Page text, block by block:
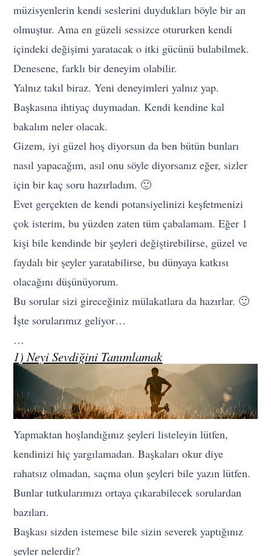
müzisyenlerin kendi seslerini duydukları böyle bir an
olmuştur. Ama en güzeli sessizce otururken kendi
içindeki değişimi yaratacak o itki gücünü bulabilmek.
Denesene, farklı bir deneyim olabilir.
Yalnız takıl biraz. Yeni deneyimleri yalnız yap.
Başkasına ihtiyaç duymadan. Kendi kendine kal
bakalım neler olacak.
Gizem, iyi güzel hoş diyorsun da ben bütün bunları
nasıl yapacağım, asıl onu söyle diyorsanız eğer, sizler
için bir kaç soru hazırladım. 🙂
Evet gerçekten de kendi potansiyelinizi keşfetmenizi
çok isterim, bu yüzden zaten tüm çabalamam. Eğer 1
kişi bile kendinde bir şeyleri değiştirebilirse, güzel ve
faydalı bir şeyler yaratabilirse, bu dünyaya katkısı
olacağını düşünüyorum.
Bu sorular sizi gireceğiniz mülakatlara da hazırlar. 🙂
İşte sorularımız geliyor…
…
1) Neyi Sevdiğini Tanımlamak
Yapmaktan hoşlandığınız şeyleri listeleyin lütfen,
kendinizi hiç yargılamadan. Başkaları okur diye
rahatsız olmadan, saçma olun şeyleri bile yazın lütfen.
Bunlar tutkularımızı ortaya çıkarabilecek sorulardan
bazıları.
Başkası sizden istemese bile sizin severek yaptığınız
şeyler nelerdir?